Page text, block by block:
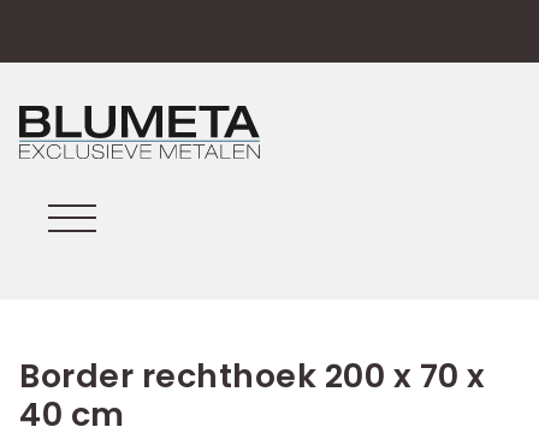
Border rechthoek 200 x 70 x
40 cm